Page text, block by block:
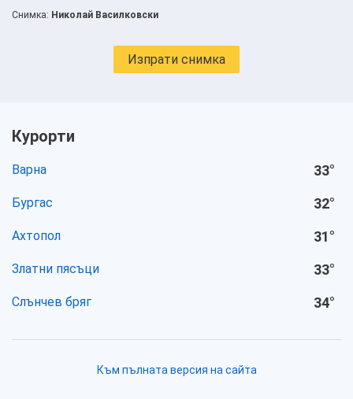
Снимка: Николай Василковски
Изпрати снимка
Курорти
Варна 33°
Бургас 32°
Ахтопол 31°
Златни пясъци 33°
Слънчев бряг 34°
Към пълната версия на сайта